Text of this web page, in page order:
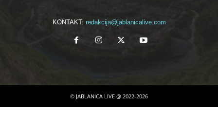
KONTAKT: redakcija@jablanicalive.com
© JABLANICA LIVE @ 2022-2026